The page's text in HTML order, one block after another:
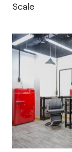
Scale